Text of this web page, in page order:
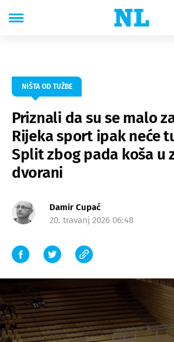
NIŠTA OD TUŽBE
Priznali da su se malo
Rijeka sport ipak neće
Split zbog pada koša u
dvorani
Damir Cupać
20. travanj 2026 06:48